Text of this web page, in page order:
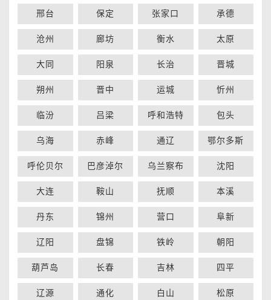
邢台 保定 张家口 承德
沧州 廊坊 衡水 太原
大同 阳泉 长治 晋城
朔州 晋中 运城 忻州
临汾 吕梁 呼和浩特 包头
乌海 赤峰 通辽 鄂尔多斯
呼伦贝尔 巴彦淖尔 乌兰察布 沈阳
大连 鞍山 抚顺 本溪
丹东 锦州 营口 阜新
辽阳 盘锦 铁岭 朝阳
葫芦岛 长春 吉林 四平
辽源 通化 白山 松原